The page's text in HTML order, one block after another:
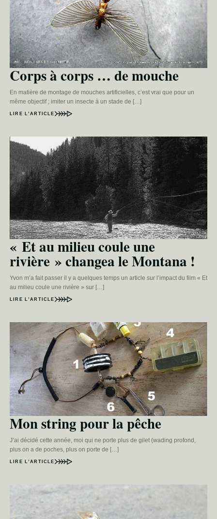
Corps à corps … de mouche
En matière de montage de mouches artificielles, c’est vrai que pour un
même objectif ; imiter un insecte à un stade de […]
LIRE L’ARTICLE
« Et au milieu coule une
rivière » changea le Montana !
Yvon m’a fait passer il y a quelques temps un article sur l’impact du film « Et
au milieu coule une rivière » sur […]
LIRE L’ARTICLE
Mon string pour la pêche
J’ai décidé cette année, moi qui ne porte plus de gilet (wading profond,
plus on a de poches, plus on porte de […]
LIRE L’ARTICLE